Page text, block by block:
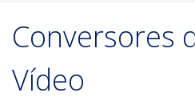
Conversores
Vídeo